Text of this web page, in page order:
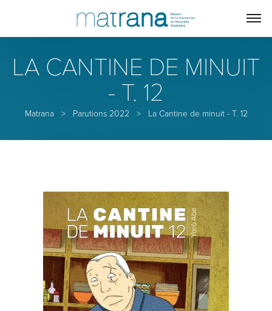
LA CANTINE DE MINUIT
- T. 12
Matrana> Parutions 2022 > La Cantine de minuit - T. 12